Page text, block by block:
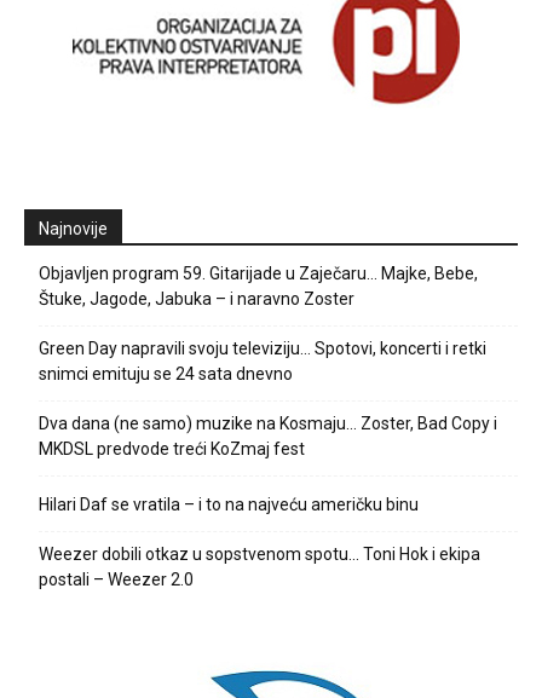
Najnovije
Objavljen program 59. Gitarijade u Zaječaru… Majke, Bebe,
Štuke, Jagode, Jabuka – i naravno Zoster
Green Day napravili svoju televiziju… Spotovi, koncerti i retki
snimci emituju se 24 sata dnevno
Dva dana (ne samo) muzike na Kosmaju… Zoster, Bad Copy i
MKDSL predvode treći KoZmaj fest
Hilari Daf se vratila – i to na najveću američku binu
Weezer dobili otkaz u sopstvenom spotu… Toni Hok i ekipa
postali – Weezer 2.0